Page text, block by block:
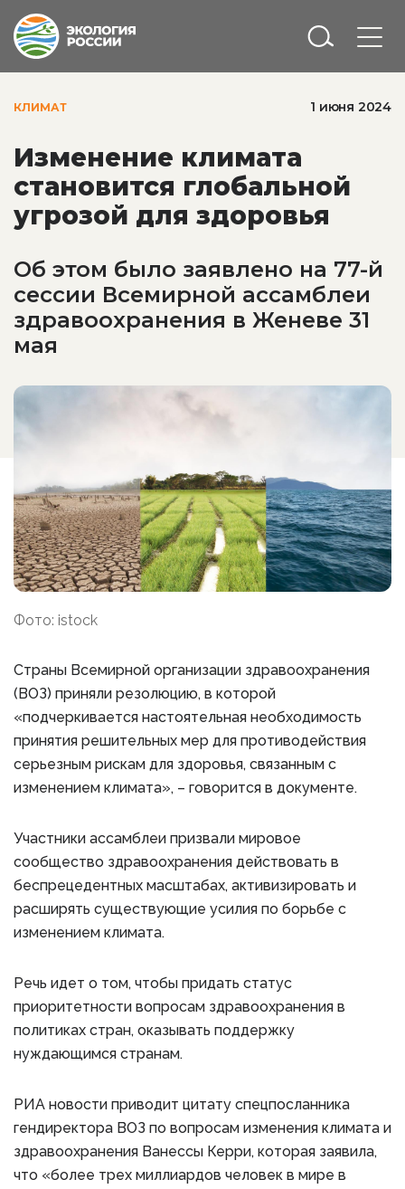
КЛИМАТ 1 июня 2024
Изменение климата
становится глобальной
угрозой для здоровья
Об этом было заявлено на 77-й
сессии Всемирной ассамблеи
здравоохранения в Женеве 31
мая
Фото: istock
Страны Всемирной организации здравоохранения
(ВОЗ) приняли резолюцию, в которой
«подчеркивается настоятельная необходимость
принятия решительных мер для противодействия
серьезным рискам для здоровья, связанным с
изменением климата», – говорится в документе.
Участники ассамблеи призвали мировое
сообщество здравоохранения действовать в
беспрецедентных масштабах, активизировать и
расширять существующие усилия по борьбе с
изменением климата.
Речь идет о том, чтобы придать статус
приоритетности вопросам здравоохранения в
политиках стран, оказывать поддержку
нуждающимся странам.
РИА новости приводит цитату спецпосланника
гендиректора ВОЗ по вопросам изменения климата и
здравоохранения Ванессы Керри, которая заявила,
что «более трех миллиардов человек в мире в